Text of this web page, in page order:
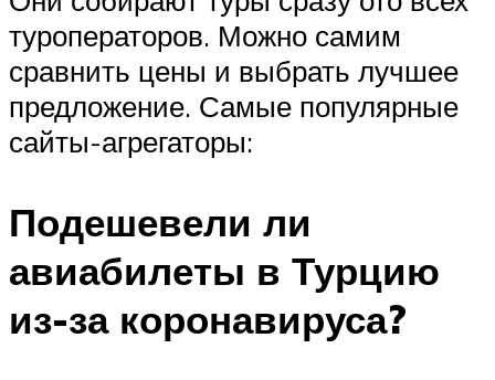
туроператоров. Можно самим
сравнить цены и выбрать лучшее
предложение. Самые популярные
сайты-агрегаторы:
Подешевели ли
авиабилеты в Турцию
из-за коронавируса?